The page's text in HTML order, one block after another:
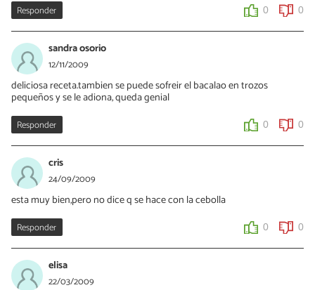
Responder 0 0
sandra osorio
12/11/2009
deliciosa receta.tambien se puede sofreir el bacalao en trozos
pequeños y se le adiona, queda genial
Responder 0 0
cris
24/09/2009
esta muy bien,pero no dice q se hace con la cebolla
Responder 0 0
elisa
22/03/2009